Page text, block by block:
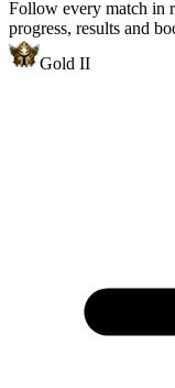
Follow every match in
progress, results and
Gold II